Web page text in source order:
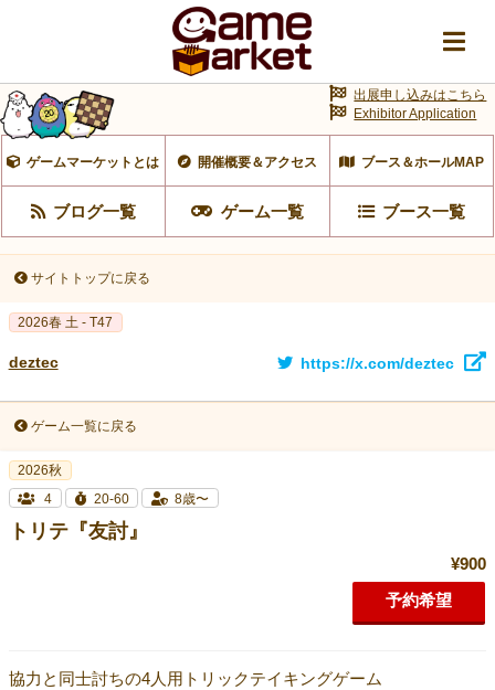
ゲームマーケットとは 開催概要＆アクセス ブース＆ホールMAP
ブログ一覧 ゲーム一覧 ブース一覧
出展申し込みはこちら
Exhibitor Application
サイトトップに戻る
2026春 土 - T47
deztec https://x.com/deztec
ゲーム一覧に戻る
2026秋
4
20-60 8歳〜
トリテ『友討』
¥900
予約希望
協力と同士討ちの4人用トリックテイキングゲーム